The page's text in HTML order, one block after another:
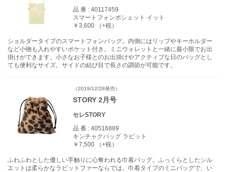
品 番 : 40117459
スマートフォンポシェット イット
￥3,600 （+税）
ショルダータイプのスマートフォンバッグ。内側にはリップやキーホルダー
など小物も入れやすいポケット付き。ミニウォレットと一緒に最小限でお出
掛けができます。小さなお子様とのお出掛けやアクティブな日のバッグとし
ても便利なサイズ。サイドの結び目で長さの調節が可能です。
（2019/12/28発売）
STORY 2月号
セレSTORY
品 番 : 40516889
キンチャクバッグ ラビット
￥7,500 （+税）
ふわふわとした優しい手触りに心奪われる巾着バッグ。ふっくらとしたシル
エットは柔らかなラビットファーならでは。巾着タイプのミニバッグで、い